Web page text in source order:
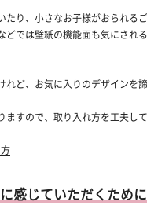
り、小さなお子様がおられるご
どでは壁紙の機能面も気にされ
れど、お気に入りのデザインを
ますので、取り入れ方を工夫し
感じていただくため